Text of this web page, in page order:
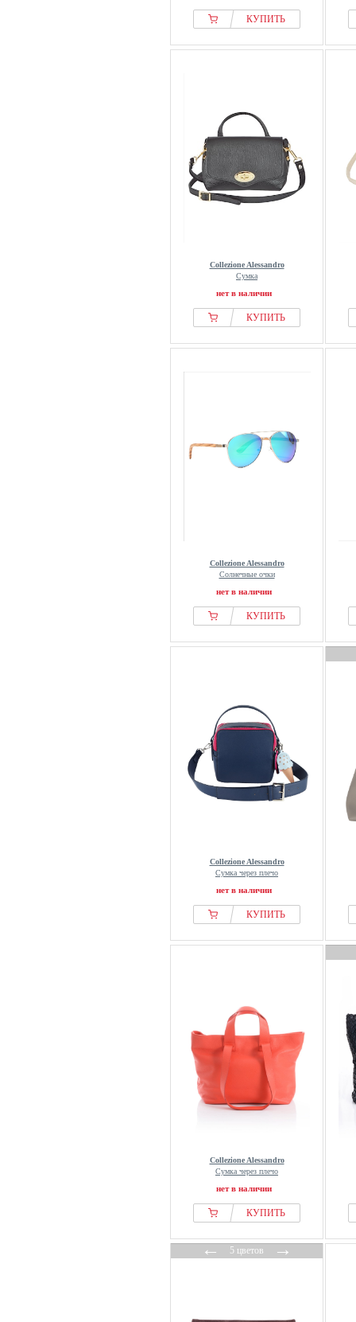
КУПИТЬ
Collezione Alessandro
Сумка
нет в наличии
КУПИТЬ
Collezione Alessandro
Солнечные очки
нет в наличии
КУПИТЬ
Collezione Alessandro
Сумка через плечо
нет в наличии
КУПИТЬ
Collezione Alessandro
Сумка через плечо
нет в наличии
КУПИТЬ
←5 цветов→